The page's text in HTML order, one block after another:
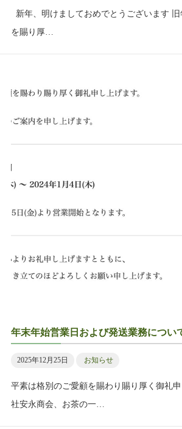
新年、明けましておめでとうございます
を賜り厚…
年末年始営業日および発送業務につい
2025年12月25日 お知らせ
平素は格別のご愛顧を賜わり賜り厚く御礼
社安永商会、お茶の一…